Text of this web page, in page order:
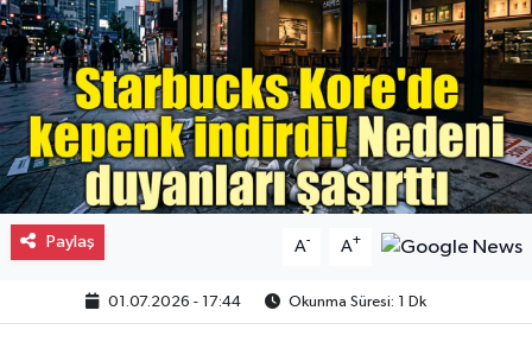
Paylaş A- A+
01.07.2026 - 17:44 Okunma Süresi: 1 Dk
Eğitim